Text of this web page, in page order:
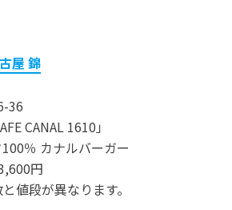
屋 錦
36
CANAL 1610」
100％ カナルバーガー
円
値段が異なります。